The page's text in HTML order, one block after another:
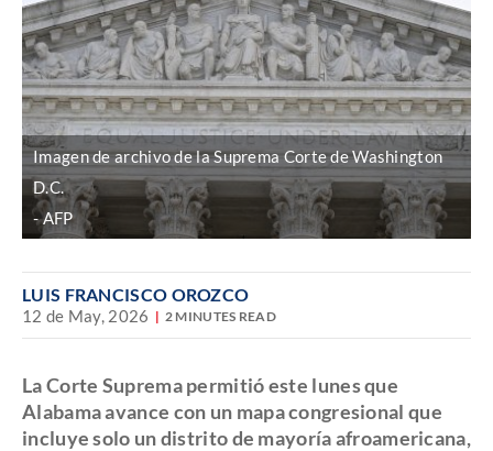
Imagen de archivo de la Suprema Corte de Washington
D.C.
AFP
LUIS FRANCISCO OROZCO
12 de May, 2026 2 MINUTES READ
La Corte Suprema permitió este lunes que
Alabama avance con un mapa congresional que
incluye solo un distrito de mayoría afroamericana,